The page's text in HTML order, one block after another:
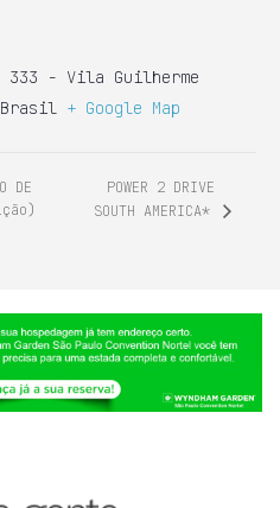
333 - Vila Guilherme
Brasil + Google Map
DE
POWER 2 DRIVE
SOUTH AMERICA*